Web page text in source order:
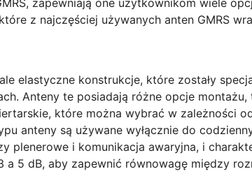
zapewniają one użytkownikom wiele
z najczęściej używanych anten GMRS
elastyczne konstrukcje, które zostały
Anteny te posiadają różne opcje
które można wybrać w zależności
anteny są używane wyłącznie do
plenerowe i komunikacja awaryjna, i
a 5 dB, aby zapewnić równowagę między